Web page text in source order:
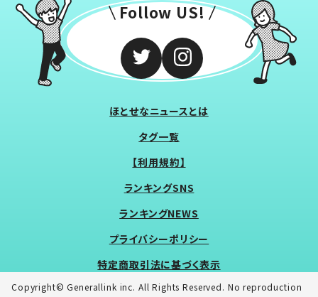
Follow US!
ほとせなニュースとは
タグ一覧
【利用規約】
ランキングSNS
ランキングNEWS
プライバシーポリシー
特定商取引法に基づく表示
Copyright© Generallink inc. All Rights Reserved. No reproduction